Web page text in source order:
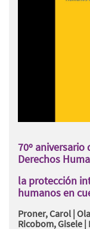
70º aniversario
Derechos
la protección
humanos en
Proner, Carol |
Ricobom, Gisele